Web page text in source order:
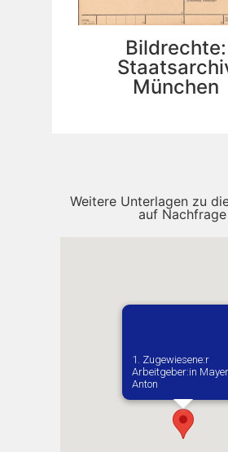
Bildrechte:
München
Weitere Unterlagen zu
auf Nachfrage
1. Zugewiesene:r
Arbeitgeber:in​ Mayer
Anton